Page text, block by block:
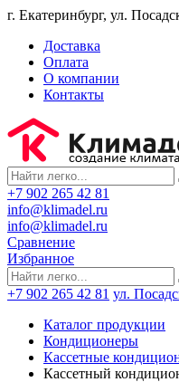
г. Екатеринбург, ул.
Доставка
Оплата
О компании
Контакты
+7 902 265 42 81
info@klimadel.ru
info@klimadel.ru
Сравнение
Избранное
+7 902 265 42 81 ул.
Каталог продукции
Кондиционеры
Кассетные
Кассетный